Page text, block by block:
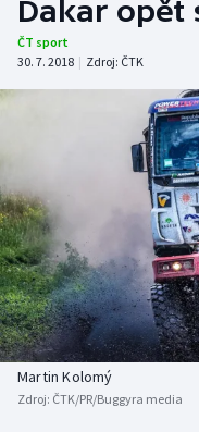
Tenis
Atletika
DALŠÍ SPORTY
Americký fotbal
Baseball a softbal
Basketbal
Biatlon
NEPŘEHLÉDNĚTE
Soutěže
Historické návraty
Aplikace ČT sport
Dakar opět
ČT sport
30. 7. 2018 | Zdroj: ČTK
Martin Kolomý
Zdroj: ČTK/PR/Buggyra media